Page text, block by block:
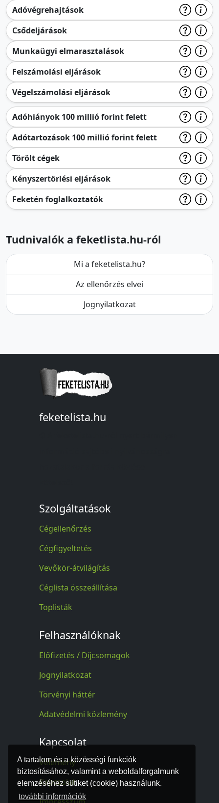
A tartalom és a közösségi funkciók
biztosításához, valamint a weboldalforgalmunk
elemzéséhez sütiket (cookie) használunk.
további információk
Adóvégrehajtások
Csődeljárások
Munkaügyi elmarasztalások
Felszámolási eljárások
Végelszámolási eljárások
Adóhiányok 100 millió forint felett
Adótartozások 100 millió forint felett
Törölt cégek
Kényszertörlési eljárások
Feketén foglalkoztatók
Tudnivalók a feketlista.hu-ról
Mi a feketelista.hu?
Az ellenőrzés elvei
Jognyilatkozat
feketelista.hu
Szolgáltatások
Cégellenőrzés
Cégfigyeltetés
Vevőkör-átvilágítás
Céglista összeállítása
Toplisták
Felhasználóknak
Előfizetés / Díjcsomagok
Jognyilatkozat
Törvényi háttér
Adatvédelmi közlemény
Kapcsolat
Vélemény
Kapcsolat